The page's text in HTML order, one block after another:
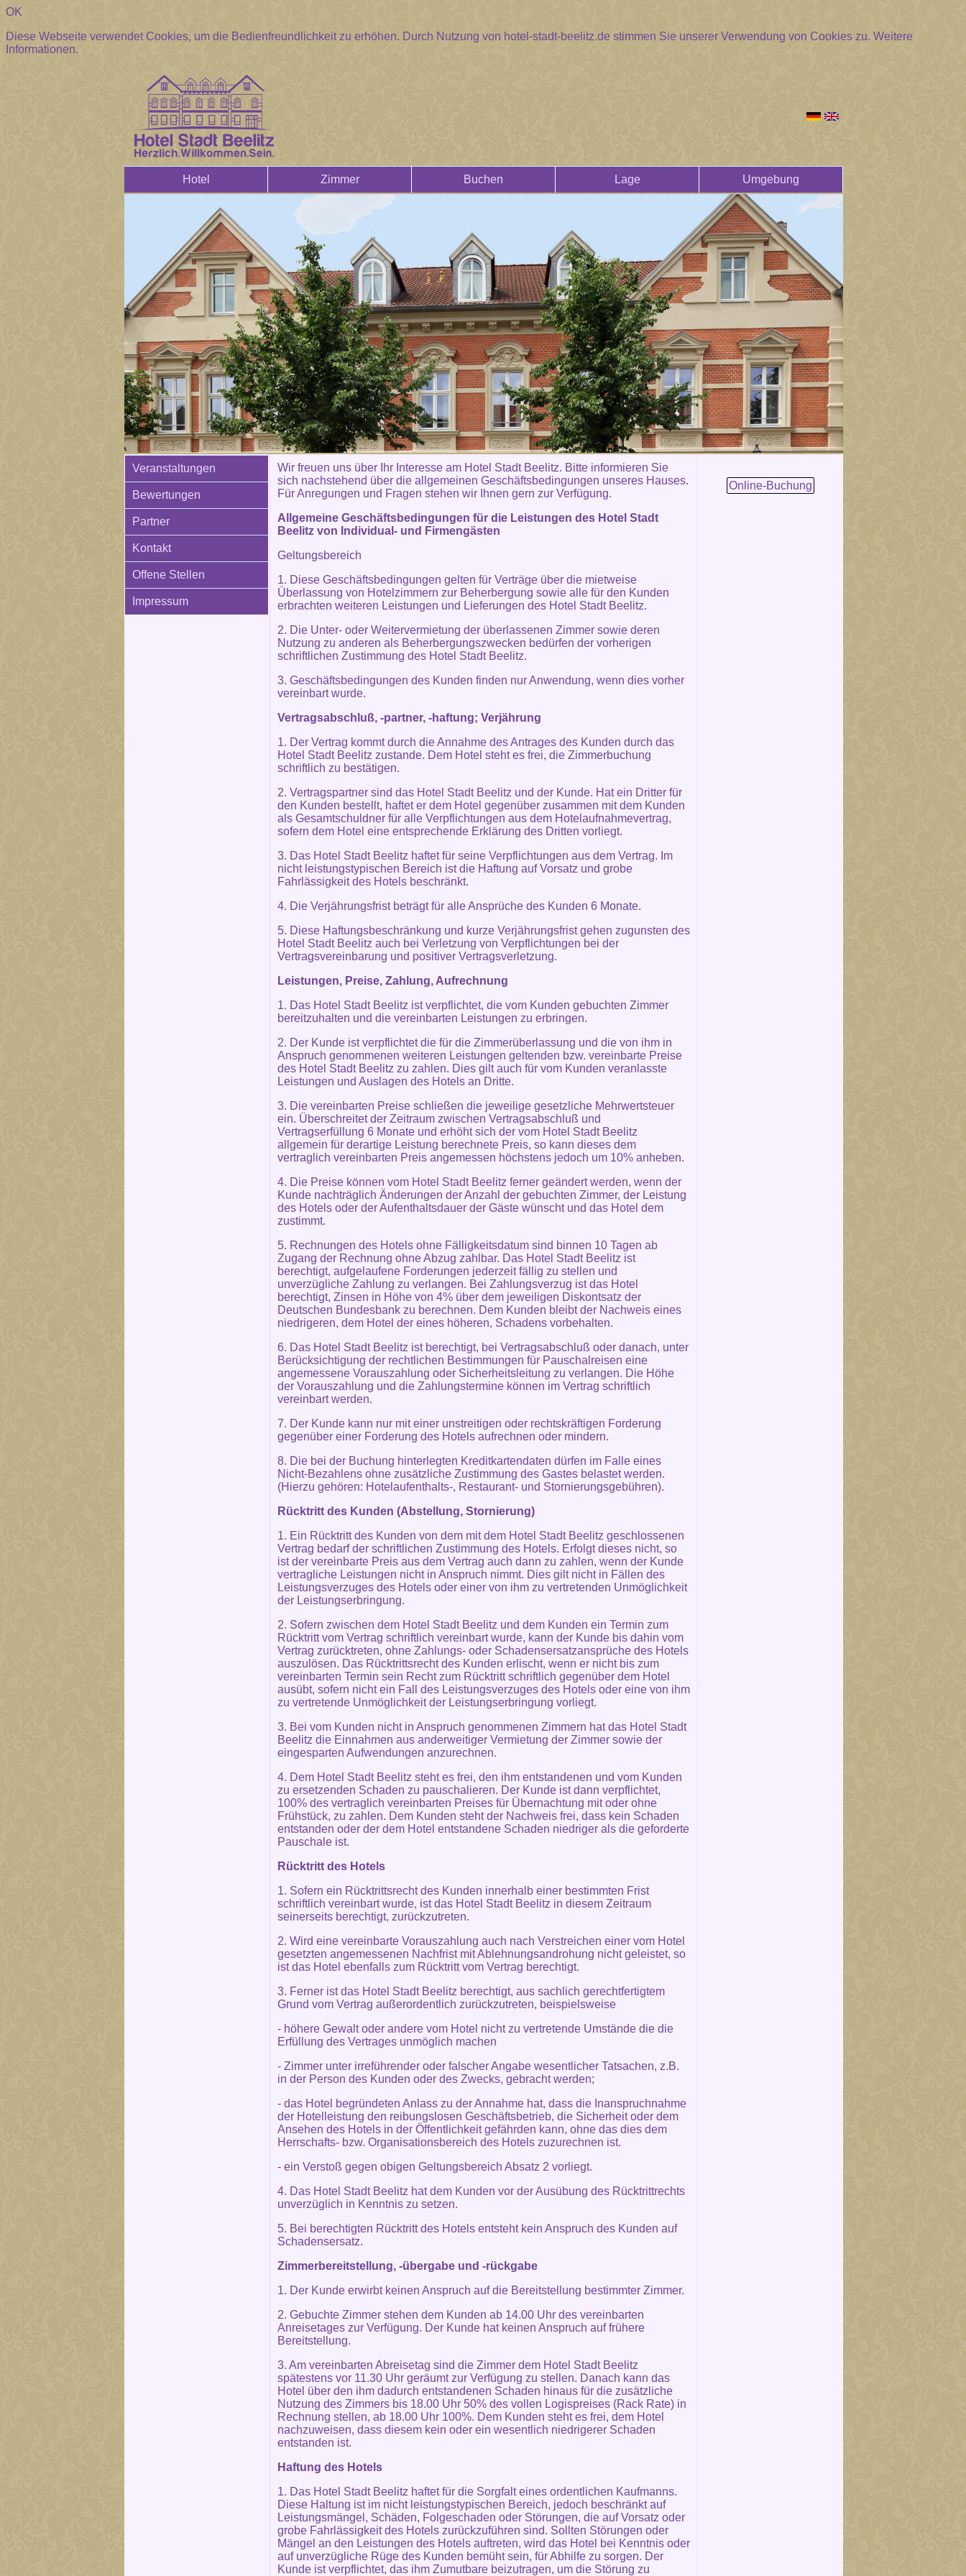
OK
Diese Webseite verwendet Cookies, um die Bedienfreundlichkeit zu erhöhen. Durch Nutzung von hotel-stadt-beelitz.de stimmen Sie unserer Verwendung von Cookies zu.Weitere
Informationen.
Hotel Zimmer Buchen Lage Umgebung
Veranstaltungen
Bewertungen
Partner
Kontakt
Offene Stellen
Impressum
Wir freuen uns über Ihr Interesse am Hotel Stadt Beelitz. Bitte informieren Sie
sich nachstehend über die allgemeinen Geschäftsbedingungen unseres Hauses.
Für Anregungen und Fragen stehen wir Ihnen gern zur Verfügung.
Allgemeine Geschäftsbedingungen für die Leistungen des Hotel Stadt
Beelitz von Individual- und Firmengästen
Geltungsbereich
1. Diese Geschäftsbedingungen gelten für Verträge über die mietweise
Überlassung von Hotelzimmern zur Beherbergung sowie alle für den Kunden
erbrachten weiteren Leistungen und Lieferungen des Hotel Stadt Beelitz.
2. Die Unter- oder Weitervermietung der überlassenen Zimmer sowie deren
Nutzung zu anderen als Beherbergungszwecken bedürfen der vorherigen
schriftlichen Zustimmung des Hotel Stadt Beelitz.
3. Geschäftsbedingungen des Kunden finden nur Anwendung, wenn dies vorher
vereinbart wurde.
Vertragsabschluß, -partner, -haftung; Verjährung
1. Der Vertrag kommt durch die Annahme des Antrages des Kunden durch das
Hotel Stadt Beelitz zustande. Dem Hotel steht es frei, die Zimmerbuchung
schriftlich zu bestätigen.
2. Vertragspartner sind das Hotel Stadt Beelitz und der Kunde. Hat ein Dritter für
den Kunden bestellt, haftet er dem Hotel gegenüber zusammen mit dem Kunden
als Gesamtschuldner für alle Verpflichtungen aus dem Hotelaufnahmevertrag,
sofern dem Hotel eine entsprechende Erklärung des Dritten vorliegt.
3. Das Hotel Stadt Beelitz haftet für seine Verpflichtungen aus dem Vertrag. Im
nicht leistungstypischen Bereich ist die Haftung auf Vorsatz und grobe
Fahrlässigkeit des Hotels beschränkt.
4. Die Verjährungsfrist beträgt für alle Ansprüche des Kunden 6 Monate.
5. Diese Haftungsbeschränkung und kurze Verjährungsfrist gehen zugunsten des
Hotel Stadt Beelitz auch bei Verletzung von Verpflichtungen bei der
Vertragsvereinbarung und positiver Vertragsverletzung.
Leistungen, Preise, Zahlung, Aufrechnung
1. Das Hotel Stadt Beelitz ist verpflichtet, die vom Kunden gebuchten Zimmer
bereitzuhalten und die vereinbarten Leistungen zu erbringen.
2. Der Kunde ist verpflichtet die für die Zimmerüberlassung und die von ihm in
Anspruch genommenen weiteren Leistungen geltenden bzw. vereinbarte Preise
des Hotel Stadt Beelitz zu zahlen. Dies gilt auch für vom Kunden veranlasste
Leistungen und Auslagen des Hotels an Dritte.
3. Die vereinbarten Preise schließen die jeweilige gesetzliche Mehrwertsteuer
ein. Überschreitet der Zeitraum zwischen Vertragsabschluß und
Vertragserfüllung 6 Monate und erhöht sich der vom Hotel Stadt Beelitz
allgemein für derartige Leistung berechnete Preis, so kann dieses dem
vertraglich vereinbarten Preis angemessen höchstens jedoch um 10% anheben.
4. Die Preise können vom Hotel Stadt Beelitz ferner geändert werden, wenn der
Kunde nachträglich Änderungen der Anzahl der gebuchten Zimmer, der Leistung
des Hotels oder der Aufenthaltsdauer der Gäste wünscht und das Hotel dem
zustimmt.
5. Rechnungen des Hotels ohne Fälligkeitsdatum sind binnen 10 Tagen ab
Zugang der Rechnung ohne Abzug zahlbar. Das Hotel Stadt Beelitz ist
berechtigt, aufgelaufene Forderungen jederzeit fällig zu stellen und
unverzügliche Zahlung zu verlangen. Bei Zahlungsverzug ist das Hotel
berechtigt, Zinsen in Höhe von 4% über dem jeweiligen Diskontsatz der
Deutschen Bundesbank zu berechnen. Dem Kunden bleibt der Nachweis eines
niedrigeren, dem Hotel der eines höheren, Schadens vorbehalten.
6. Das Hotel Stadt Beelitz ist berechtigt, bei Vertragsabschluß oder danach, unter
Berücksichtigung der rechtlichen Bestimmungen für Pauschalreisen eine
angemessene Vorauszahlung oder Sicherheitsleitung zu verlangen. Die Höhe
der Vorauszahlung und die Zahlungstermine können im Vertrag schriftlich
vereinbart werden.
7. Der Kunde kann nur mit einer unstreitigen oder rechtskräftigen Forderung
gegenüber einer Forderung des Hotels aufrechnen oder mindern.
8. Die bei der Buchung hinterlegten Kreditkartendaten dürfen im Falle eines
Nicht-Bezahlens ohne zusätzliche Zustimmung des Gastes belastet werden.
(Hierzu gehören: Hotelaufenthalts-, Restaurant- und Stornierungsgebühren).
Rücktritt des Kunden (Abstellung, Stornierung)
1. Ein Rücktritt des Kunden von dem mit dem Hotel Stadt Beelitz geschlossenen
Vertrag bedarf der schriftlichen Zustimmung des Hotels. Erfolgt dieses nicht, so
ist der vereinbarte Preis aus dem Vertrag auch dann zu zahlen, wenn der Kunde
vertragliche Leistungen nicht in Anspruch nimmt. Dies gilt nicht in Fällen des
Leistungsverzuges des Hotels oder einer von ihm zu vertretenden Unmöglichkeit
der Leistungserbringung.
2. Sofern zwischen dem Hotel Stadt Beelitz und dem Kunden ein Termin zum
Rücktritt vom Vertrag schriftlich vereinbart wurde, kann der Kunde bis dahin vom
Vertrag zurücktreten, ohne Zahlungs- oder Schadensersatzansprüche des Hotels
auszulösen. Das Rücktrittsrecht des Kunden erlischt, wenn er nicht bis zum
vereinbarten Termin sein Recht zum Rücktritt schriftlich gegenüber dem Hotel
ausübt, sofern nicht ein Fall des Leistungsverzuges des Hotels oder eine von ihm
zu vertretende Unmöglichkeit der Leistungserbringung vorliegt.
3. Bei vom Kunden nicht in Anspruch genommenen Zimmern hat das Hotel Stadt
Beelitz die Einnahmen aus anderweitiger Vermietung der Zimmer sowie der
eingesparten Aufwendungen anzurechnen.
4. Dem Hotel Stadt Beelitz steht es frei, den ihm entstandenen und vom Kunden
zu ersetzenden Schaden zu pauschalieren. Der Kunde ist dann verpflichtet,
100% des vertraglich vereinbarten Preises für Übernachtung mit oder ohne
Frühstück, zu zahlen. Dem Kunden steht der Nachweis frei, dass kein Schaden
entstanden oder der dem Hotel entstandene Schaden niedriger als die geforderte
Pauschale ist.
Rücktritt des Hotels
1. Sofern ein Rücktrittsrecht des Kunden innerhalb einer bestimmten Frist
schriftlich vereinbart wurde, ist das Hotel Stadt Beelitz in diesem Zeitraum
seinerseits berechtigt, zurückzutreten.
2. Wird eine vereinbarte Vorauszahlung auch nach Verstreichen einer vom Hotel
gesetzten angemessenen Nachfrist mit Ablehnungsandrohung nicht geleistet, so
ist das Hotel ebenfalls zum Rücktritt vom Vertrag berechtigt.
3. Ferner ist das Hotel Stadt Beelitz berechtigt, aus sachlich gerechtfertigtem
Grund vom Vertrag außerordentlich zurückzutreten, beispielsweise
- höhere Gewalt oder andere vom Hotel nicht zu vertretende Umstände die die
Erfüllung des Vertrages unmöglich machen
- Zimmer unter irreführender oder falscher Angabe wesentlicher Tatsachen, z.B.
in der Person des Kunden oder des Zwecks, gebracht werden;
- das Hotel begründeten Anlass zu der Annahme hat, dass die Inanspruchnahme
der Hotelleistung den reibungslosen Geschäftsbetrieb, die Sicherheit oder dem
Ansehen des Hotels in der Öffentlichkeit gefährden kann, ohne das dies dem
Herrschafts- bzw. Organisationsbereich des Hotels zuzurechnen ist.
- ein Verstoß gegen obigen Geltungsbereich Absatz 2 vorliegt.
4. Das Hotel Stadt Beelitz hat dem Kunden vor der Ausübung des Rücktrittrechts
unverzüglich in Kenntnis zu setzen.
5. Bei berechtigten Rücktritt des Hotels entsteht kein Anspruch des Kunden auf
Schadensersatz.
Zimmerbereitstellung, -übergabe und -rückgabe
1. Der Kunde erwirbt keinen Anspruch auf die Bereitstellung bestimmter Zimmer.
2. Gebuchte Zimmer stehen dem Kunden ab 14.00 Uhr des vereinbarten
Anreisetages zur Verfügung. Der Kunde hat keinen Anspruch auf frühere
Bereitstellung.
3. Am vereinbarten Abreisetag sind die Zimmer dem Hotel Stadt Beelitz
spätestens vor 11.30 Uhr geräumt zur Verfügung zu stellen. Danach kann das
Hotel über den ihm dadurch entstandenen Schaden hinaus für die zusätzliche
Nutzung des Zimmers bis 18.00 Uhr 50% des vollen Logispreises (Rack Rate) in
Rechnung stellen, ab 18.00 Uhr 100%. Dem Kunden steht es frei, dem Hotel
nachzuweisen, dass diesem kein oder ein wesentlich niedrigerer Schaden
entstanden ist.
Haftung des Hotels
1. Das Hotel Stadt Beelitz haftet für die Sorgfalt eines ordentlichen Kaufmanns.
Diese Haltung ist im nicht leistungstypischen Bereich, jedoch beschränkt auf
Leistungsmängel, Schäden, Folgeschaden oder Störungen, die auf Vorsatz oder
grobe Fahrlässigkeit des Hotels zurückzuführen sind. Sollten Störungen oder
Mängel an den Leistungen des Hotels auftreten, wird das Hotel bei Kenntnis oder
auf unverzügliche Rüge des Kunden bemüht sein, für Abhilfe zu sorgen. Der
Kunde ist verpflichtet, das ihm Zumutbare beizutragen, um die Störung zu
Online-Buchung